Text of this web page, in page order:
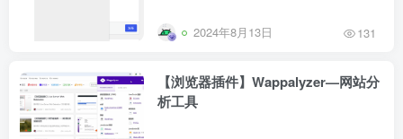
2024年8月13日 131
【浏览器插件】Wappalyzer—网站分
析工具